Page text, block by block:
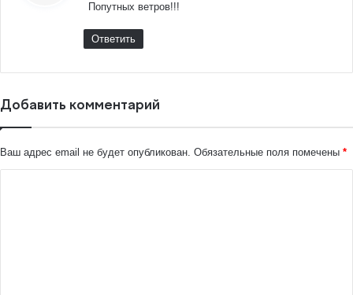
Попутных ветров!!!
Ответить
Добавить комментарий
Ваш адрес email не будет опубликован. Обязательные поля помечены *